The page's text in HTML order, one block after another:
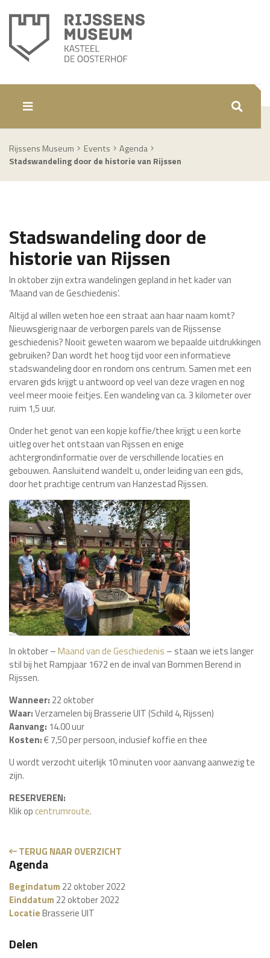
ZOEKEN
Rijssens Museum Events
Agenda
Stadswandeling door de historie van Rijssen
Stadswandeling door de
historie van Rijssen
In oktober zijn extra wandelingen gepland in het kader van
‘Maand van de Geschiedenis’.
Altijd al willen weten hoe een straat aan haar naam komt?
Nieuwsgierig naar de verborgen parels van de Rijssense
geschiedenis? Nooit geweten waarom we bepaalde uitdrukkingen
gebruiken? Dan wordt het hoog tijd voor een informatieve
stadswandeling door en rondom ons centrum. Samen met een
ervaren gids krijgt u antwoord op veel van deze vragen en nog
veel meer mooie feitjes. Een wandeling van ca. 3 kilometer over
ruim 1,5 uur.
Onder het genot van een kopje koffie/thee krijgt u een korte
uitleg over het ontstaan van Rijssen en enige
achtergrondinformatie over de verschillende locaties en
gebouwen. Aansluitend wandelt u, onder leiding van een gids,
door het prachtige centrum van Hanzestad Rijssen.
In oktober –Maand van de Geschiedenis – staan we iets langer
stil bij het Rampjaar 1672 en de inval van Bommen Berend in
Rijssen.
Wanneer: 22 oktober
Waar:Verzamelen bij Brasserie UIT (Schild 4, Rijssen)
Aanvang: 14.00 uur
Kosten:€ 7,50 per persoon, inclusief koffie en thee
U wordt verzocht uiterlijk 10 minuten voor aanvang aanwezig te
zijn.
RESERVEREN:
Klik opcentrumroute.
TERUG NAAR OVERZICHT
Agenda
Begindatum 22 oktober 2022
Einddatum 22 oktober 2022
LocatieBrasserie UIT
Delen